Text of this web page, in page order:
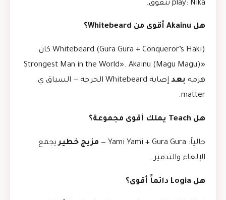
play: Nika تتفوق.
هل Akainu أقوى من Whitebeard؟
Whitebeard (Gura Gura + Conqueror’s Haki) كان
«Strongest Man in the World». Akainu (Magu Magu)
هزمه بعد
إصابة Whitebeard الحرجة — السياق ي
matter.
هل Teach يملك أقوى مجموعة؟
حالياً: Yami Yami + Gura Gura — مزيج خطيريجمع
الإلغاء والتدمير.
هل Logia دائماً أقوى؟